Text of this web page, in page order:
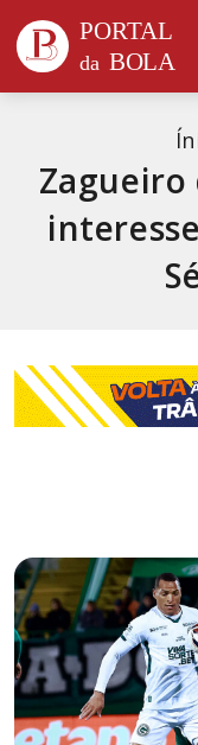
Zagueiro